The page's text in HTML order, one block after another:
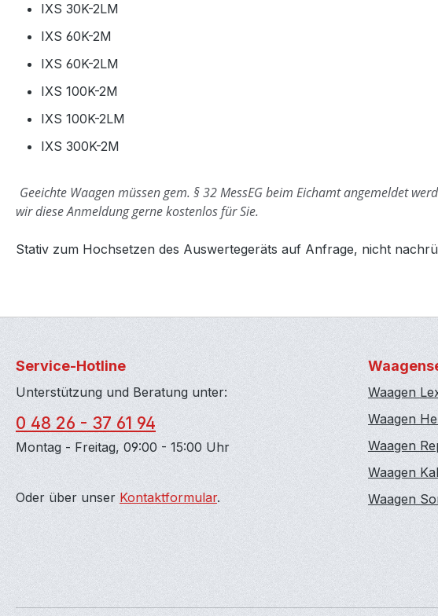
IXS 30K-2LM
IXS 60K-2M
IXS 60K-2LM
IXS 100K-2M
IXS 100K-2LM
IXS 300K-2M
Geeichte Waagen müssen gem. § 32 MessEG beim Eichamt angemeldet
wir diese Anmeldung gerne kostenlos für Sie.
Stativ zum Hochsetzen des Auswertegeräts auf Anfrage, nicht
Service-Hotline
Unterstützung und Beratung unter:
0 48 26 - 37 61 94
Montag - Freitag, 09:00 - 15:00 Uhr
Oder über unser Kontaktformular.
Waagen
Waagen
Waagen
Waagen
Waagen